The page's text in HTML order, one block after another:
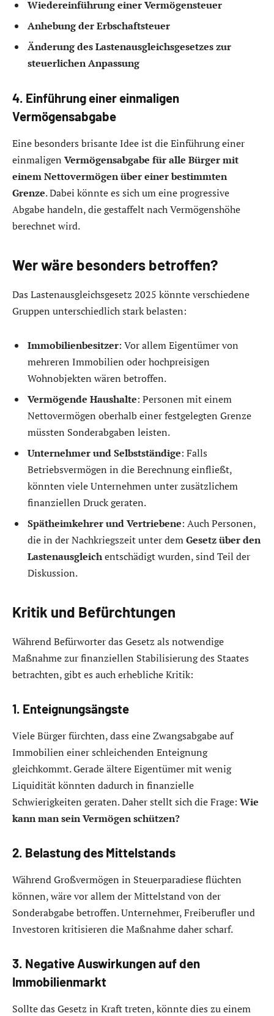
Wiedereinführung einer Vermögensteuer
Anhebung der Erbschaftsteuer
Änderung des Lastenausgleichsgesetzes zur
steuerlichen Anpassung
4. Einführung einer einmaligen
Vermögensabgabe
Eine besonders brisante Idee ist die Einführung einer
einmaligen Vermögensabgabe für alle Bürger mit
einem Nettovermögen über einer bestimmten
Grenze. Dabei könnte es sich um eine progressive
Abgabe handeln, die gestaffelt nach Vermögenshöhe
berechnet wird.
Wer wäre besonders betroffen?
Das Lastenausgleichsgesetz 2025 könnte verschiedene
Gruppen unterschiedlich stark belasten:
Immobilienbesitzer: Vor allem Eigentümer von
mehreren Immobilien oder hochpreisigen
Wohnobjekten wären betroffen.
Vermögende Haushalte: Personen mit einem
Nettovermögen oberhalb einer festgelegten Grenze
müssten Sonderabgaben leisten.
Unternehmer und Selbstständige: Falls
Betriebsvermögen in die Berechnung einfließt,
könnten viele Unternehmen unter zusätzlichem
finanziellen Druck geraten.
Spätheimkehrer und Vertriebene: Auch Personen,
die in der Nachkriegszeit unter demGesetz über den
Lastenausgleichentschädigt wurden, sind Teil der
Diskussion.
Kritik und Befürchtungen
Während Befürworter das Gesetz als notwendige
Maßnahme zur finanziellen Stabilisierung des Staates
betrachten, gibt es auch erhebliche Kritik:
1. Enteignungsängste
Viele Bürger fürchten, dass eine Zwangsabgabe auf
Immobilien einer schleichenden Enteignung
gleichkommt. Gerade ältere Eigentümer mit wenig
Liquidität könnten dadurch in finanzielle
Schwierigkeiten geraten. Daher stellt sich die Frage: Wie
kann man sein Vermögen schützen?
2. Belastung des Mittelstands
Während Großvermögen in Steuerparadiese flüchten
können, wäre vor allem der Mittelstand von der
Sonderabgabe betroffen. Unternehmer, Freiberufler und
Investoren kritisieren die Maßnahme daher scharf.
3. Negative Auswirkungen auf den
Immobilienmarkt
Sollte das Gesetz in Kraft treten, könnte dies zu einem